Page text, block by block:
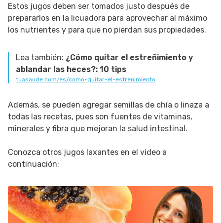
Estos jugos deben ser tomados justo después de
prepararlos en la licuadora para aprovechar al máximo
los nutrientes y para que no pierdan sus propiedades.
Lea también: ¿Cómo quitar el estreñimiento y
ablandar las heces?: 10 tips
tuasaude.com/es/como-quitar-el-estrenimiento
Además, se pueden agregar semillas de chía o linaza a
todas las recetas, pues son fuentes de vitaminas,
minerales y fibra que mejoran la salud intestinal.
Conozca otros jugos laxantes en el video a
continuación: